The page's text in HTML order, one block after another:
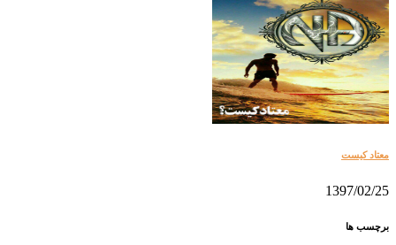
معتاد کيست
1397/02/25
برچسب ها